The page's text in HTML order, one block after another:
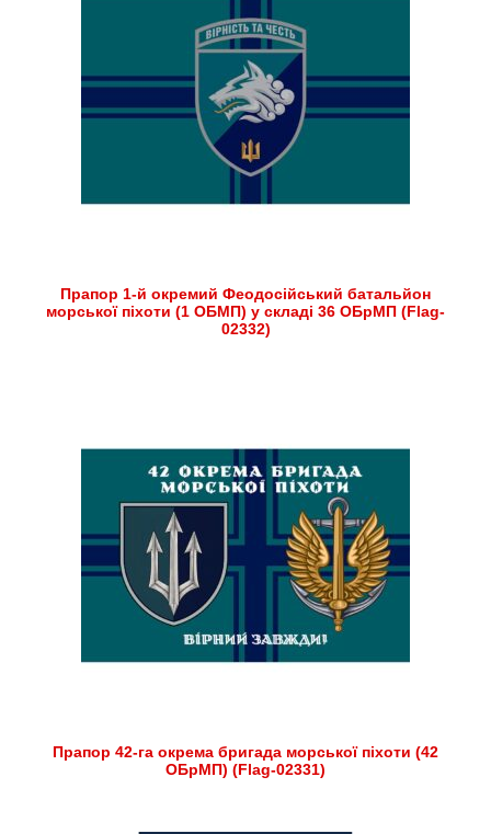
Прапор 1-й окремий Феодосійський батальйон
морської піхоти (1 ОБМП) у складі 36 ОБрМП (Flag-
02332)
Прапор 42-га окрема бригада морської піхоти (42
ОБрМП) (Flag-02331)